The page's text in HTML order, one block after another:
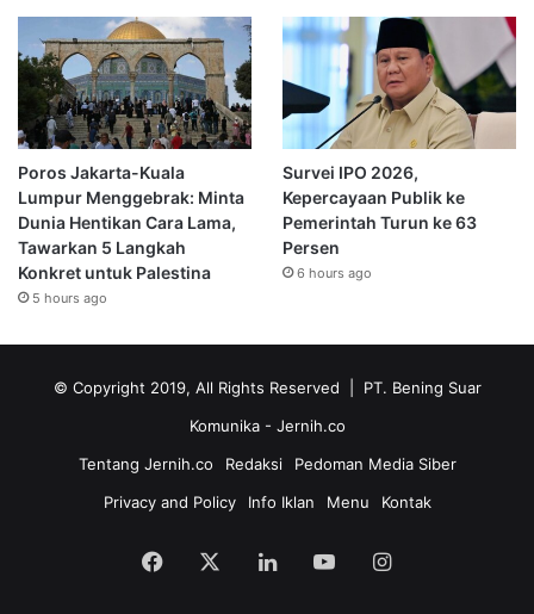
Poros Jakarta-Kuala
Lumpur Menggebrak: Minta
Dunia Hentikan Cara Lama,
Tawarkan 5 Langkah
Konkret untuk Palestina
5 hours ago
Survei IPO 2026,
Kepercayaan Publik ke
Pemerintah Turun ke 63
Persen
6 hours ago
© Copyright 2019, All Rights Reserved | PT. Bening Suar
Komunika - Jernih.co
Tentang Jernih.co
Redaksi
Pedoman Media Siber
Privacy and Policy
Info Iklan Menu Kontak
Facebook LinkedInYouTubeInstagram